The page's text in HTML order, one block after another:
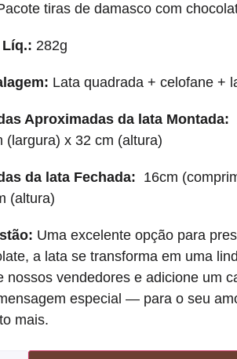
tiras de damasco com
Líq.: 282g
Lata quadrada + celofane +
Aproximadas da lata Montada:
(largura) x 32 cm (altura)
da lata Fechada: 16cm
(altura)
Uma excelente opção para
a lata se transforma em uma
nossos vendedores e adicione um
especial — para o seu
mais.